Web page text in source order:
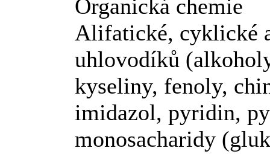
Organická chemie
Alifatické, cyklické
uhlovodíků
kyseliny, fenoly,
imidazol, pyridin,
monosacharidy